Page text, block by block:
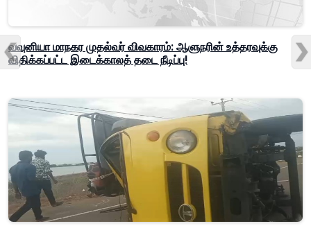
வவுனியா மாநகர முதல்வர் விவகாரம்: ஆளுநரின் உத்தரவுக்கு
விதிக்கப்பட்ட இடைக்காலத் தடை நீடிப்பு!